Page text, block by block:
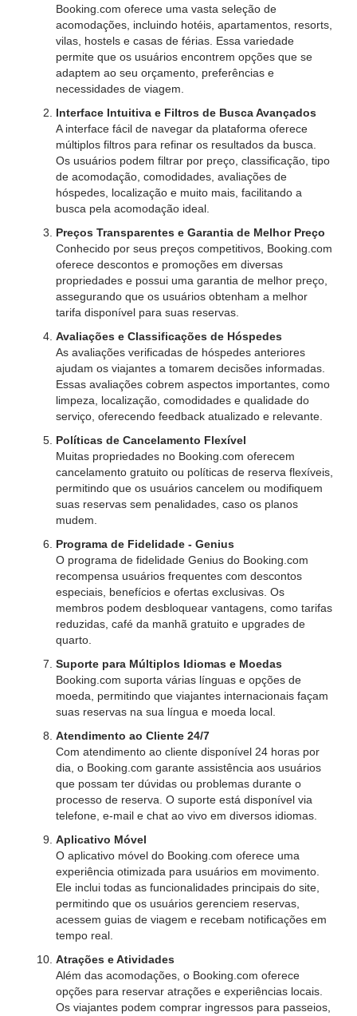
Booking.com oferece uma vasta seleção de
acomodações, incluindo hotéis, apartamentos, resorts,
vilas, hostels e casas de férias. Essa variedade
permite que os usuários encontrem opções que se
adaptem ao seu orçamento, preferências e
necessidades de viagem.
Interface Intuitiva e Filtros de Busca Avançados
A interface fácil de navegar da plataforma oferece
múltiplos filtros para refinar os resultados da busca.
Os usuários podem filtrar por preço, classificação, tipo
de acomodação, comodidades, avaliações de
hóspedes, localização e muito mais, facilitando a
busca pela acomodação ideal.
Preços Transparentes e Garantia de Melhor Preço
Conhecido por seus preços competitivos, Booking.com
oferece descontos e promoções em diversas
propriedades e possui uma garantia de melhor preço,
assegurando que os usuários obtenham a melhor
tarifa disponível para suas reservas.
Avaliações e Classificações de Hóspedes
As avaliações verificadas de hóspedes anteriores
ajudam os viajantes a tomarem decisões informadas.
Essas avaliações cobrem aspectos importantes, como
limpeza, localização, comodidades e qualidade do
serviço, oferecendo feedback atualizado e relevante.
Políticas de Cancelamento Flexível
Muitas propriedades no Booking.com oferecem
cancelamento gratuito ou políticas de reserva flexíveis,
permitindo que os usuários cancelem ou modifiquem
suas reservas sem penalidades, caso os planos
mudem.
Programa de Fidelidade - Genius
O programa de fidelidade Genius do Booking.com
recompensa usuários frequentes com descontos
especiais, benefícios e ofertas exclusivas. Os
membros podem desbloquear vantagens, como tarifas
reduzidas, café da manhã gratuito e upgrades de
quarto.
Suporte para Múltiplos Idiomas e Moedas
Booking.com suporta várias línguas e opções de
moeda, permitindo que viajantes internacionais façam
suas reservas na sua língua e moeda local.
Atendimento ao Cliente 24/7
Com atendimento ao cliente disponível 24 horas por
dia, o Booking.com garante assistência aos usuários
que possam ter dúvidas ou problemas durante o
processo de reserva. O suporte está disponível via
telefone, e-mail e chat ao vivo em diversos idiomas.
Aplicativo Móvel
O aplicativo móvel do Booking.com oferece uma
experiência otimizada para usuários em movimento.
Ele inclui todas as funcionalidades principais do site,
permitindo que os usuários gerenciem reservas,
acessem guias de viagem e recebam notificações em
tempo real.
Atrações e Atividades
Além das acomodações, o Booking.com oferece
opções para reservar atrações e experiências locais.
Os viajantes podem comprar ingressos para passeios,